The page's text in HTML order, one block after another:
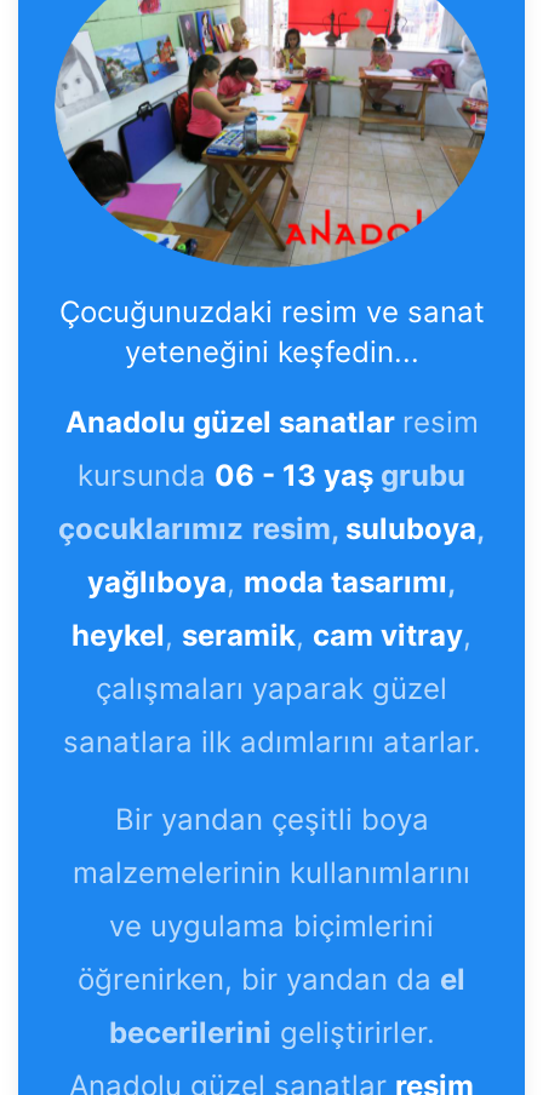
Çocuğunuzdaki resim ve sanat
yeteneğini keşfedin...
Anadolu güzel sanatlar resim
kursunda 06 - 13 yaş grubu
çocuklarımız resim, suluboya,
yağlıboya, moda tasarımı,
heykel, seramik, cam vitray,
çalışmaları yaparak güzel
sanatlara ilk adımlarını atarlar.
Bir yandan çeşitli boya
malzemelerinin kullanımlarını
ve uygulama biçimlerini
öğrenirken, bir yandan da el
becerilerini geliştirirler.
Anadolu güzel sanatlar resim